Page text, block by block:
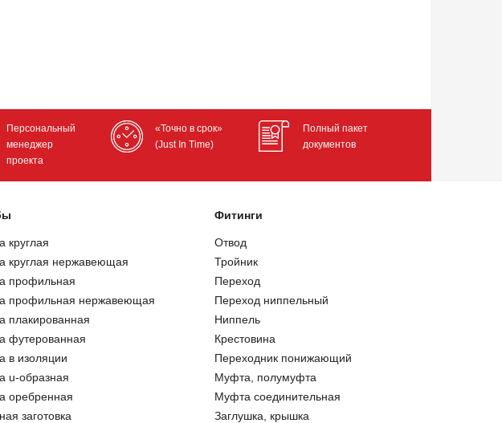
Персональный
менеджер
проекта
«Точно в срок»
(Just In Time)
Полный пакет
документов
круглая
круглая нержавеющая
профильная
профильная нержавеющая
плакированная
футерованная
в изоляции
u-образная
оребренная
заготовка
Фитинги
Отвод
Тройник
Переход
Переход ниппельный
Ниппель
Крестовина
Переходник понижающий
Муфта, полумуфта
Муфта соединительная
Заглушка, крышка